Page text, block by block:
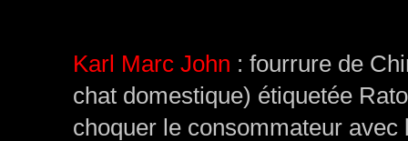
Karl Marc John : fourrure de
chat domestique) étiquetée
choquer le consommateur avec